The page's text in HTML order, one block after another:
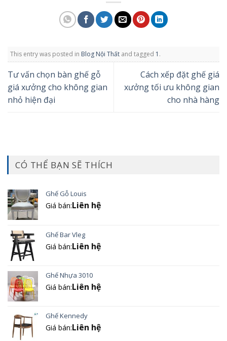
This entry was posted in Blog Nội Thất and tagged 1 .
Tư vấn chọn bàn ghế gỗ
giá xưởng cho không gian
nhỏ hiện đại
Cách xếp đặt ghế giá
xưởng tối ưu không gian
cho nhà hàng
CÓ THỂ BẠN SẼ THÍCH
Ghế Gỗ Louis
Giá bán:Liên hệ
Ghế Bar Vleg
Giá bán:Liên hệ
Ghế Nhựa 3010
Giá bán:Liên hệ
Ghế Kennedy
Giá bán:Liên hệ